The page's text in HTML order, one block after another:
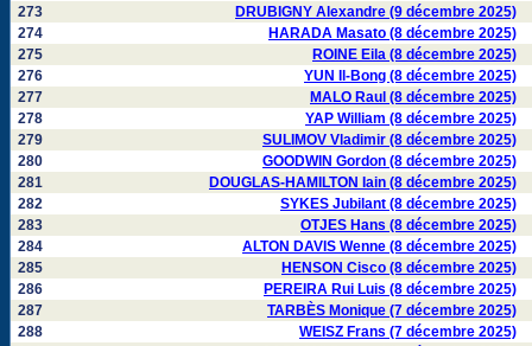
273
DRUBIGNY Alexandre (9 décembre 2025)
274
HARADA Masato (8 décembre 2025)
275
ROINE Eila (8 décembre 2025)
276
YUN Il-Bong (8 décembre 2025)
277
MALO Raul (8 décembre 2025)
278
YAP William (8 décembre 2025)
279
SULIMOV Vladimir (8 décembre 2025)
280
GOODWIN Gordon (8 décembre 2025)
281
DOUGLAS-HAMILTON Iain (8 décembre 2025)
282
SYKES Jubilant (8 décembre 2025)
283
OTJES Hans (8 décembre 2025)
284
ALTON DAVIS Wenne (8 décembre 2025)
285
HENSON Cisco (8 décembre 2025)
286
PEREIRA Rui Luis (8 décembre 2025)
287
TARBÈS Monique (7 décembre 2025)
288
WEISZ Frans (7 décembre 2025)